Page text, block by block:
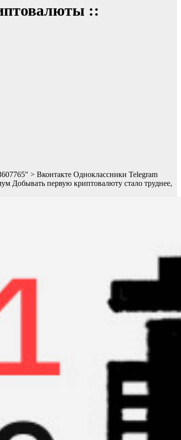
::
> Вконтакте Одноклассники Telegram
Добывать первую криптовалюту стало труднее,